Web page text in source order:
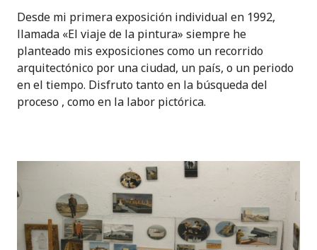
Desde mi primera exposición individual en 1992,
llamada «El viaje de la pintura» siempre he
planteado mis exposiciones como un recorrido
arquitectónico por una ciudad, un país, o un periodo
en el tiempo. Disfruto tanto en la búsqueda del
proceso , como en la labor pictórica.